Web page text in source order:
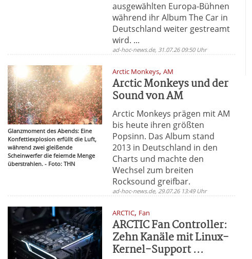
ausgewählten Europa-Bühnen
während ihr Album The Car in
Deutschland weiter gestreamt
wird. ...
ad-hoc-news.de, 31.07.26 09:50 Uhr
Glanzmoment des Abends: Eine
Konfettiexplosion erfüllt die Luft,
während zwei gleißende
Scheinwerfer die feiernde Menge
überstrahlen. - Foto: THN
Arctic Monkeys,AM
Arctic Monkeys und der
Sound von AM
Arctic Monkeys prägen mit AM
bis heute ihren größten
Popsinn. Das Album stand
2013 in Deutschland in den
Charts und machte den
Wechsel zum breiten
Rocksound greifbar.
ad-hoc-news.de, 29.07.26 13:49 Uhr
ARCTIC, Fan
ARCTIC Fan Controller:
Zehn Kanäle mit Linux-
Kernel-Support ...